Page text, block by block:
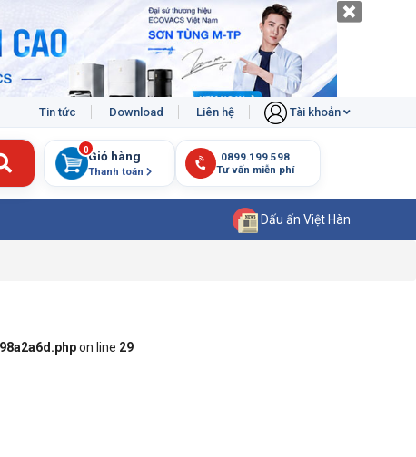
Tin tức Download Liên hệ Tài khoản
Giỏ hàng
Thanh toán
0
Dấu ấn Việt Hàn
on line 29